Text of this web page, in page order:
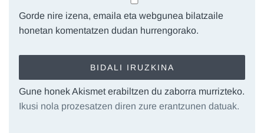
Gorde nire izena, emaila eta webgunea bilatzaile
honetan komentatzen dudan hurrengorako.
Gune honek Akismet erabiltzen du zaborra murrizteko.
Ikusi nola prozesatzen diren zure erantzunen datuak.